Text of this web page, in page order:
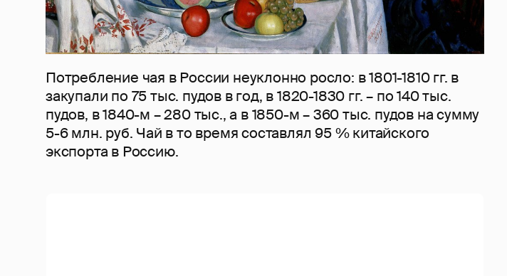
Потребление чая в России неуклонно росло: в 1801-1810 гг. в
закупали по 75 тыс. пудов в год, в 1820-1830 гг. – по 140 тыс.
пудов, в 1840-м – 280 тыс., а в 1850-м – 360 тыс. пудов на сумму
5-6 млн. руб. Чай в то время составлял 95 % китайского
экспорта в Россию.